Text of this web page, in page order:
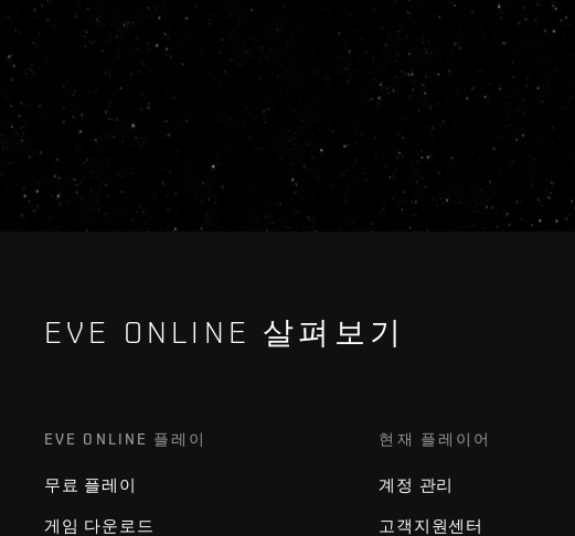
EVE ONLINE 살펴보기
EVE ONLINE 플레이
무료 플레이
게임 다운로드
현재 플레이어
계정 관리
고객지원센터